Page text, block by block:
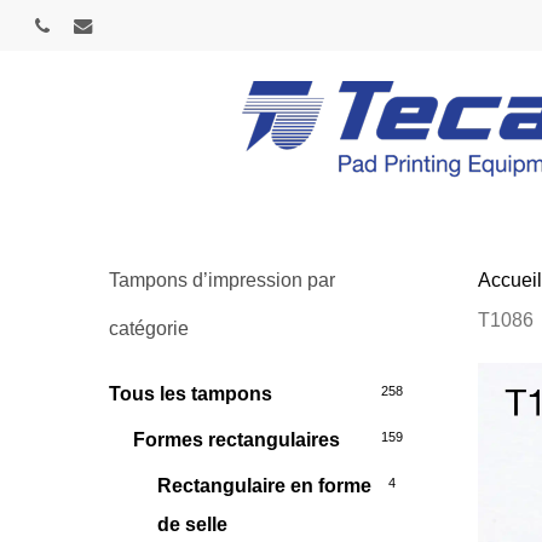
Skip
Tampons d’impression par
catégorie
Tous les tampons 258
Formes rectangulaires 159
Rectangulaire en forme
de selle
4
Accueil
T1086